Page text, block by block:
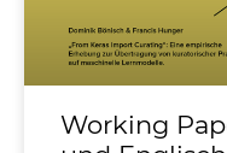
Working